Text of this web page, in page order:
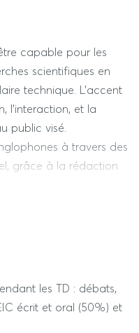
capable pour les
scientifiques en
technique. L'accent
l’interaction, et la
public visé.
à travers des
grâce à la rédaction
également préparer à
les TD : débats,
écrit et oral (50%) et